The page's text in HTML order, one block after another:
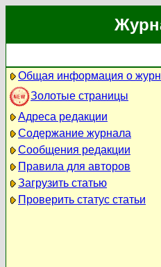
Общая информация о
Золотые страницы
Адреса редакции
Содержание журнала
Сообщения редакции
Правила для авторов
Загрузить статью
Проверить статус статьи